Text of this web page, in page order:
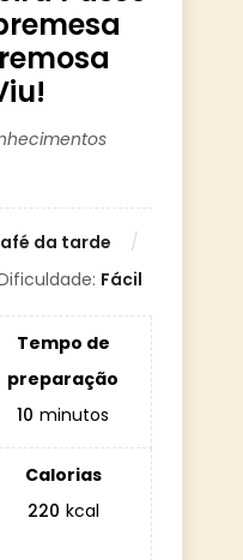
da tarde
Fácil
Tempo de
preparação
10 minutos
Calorias
220 kcal